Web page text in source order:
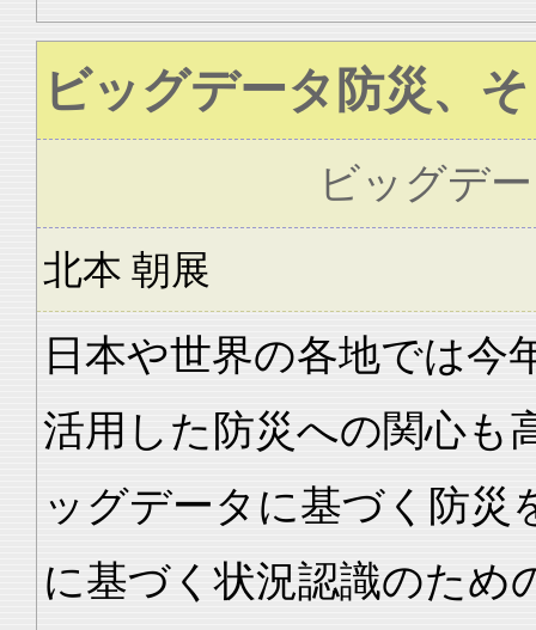
ビッグデータ防災、
ビッグデ
北本 朝展
日本や世界の各地では今
活用した防災への関心も
ッグデータに基づく防
に基づく状況認識のため